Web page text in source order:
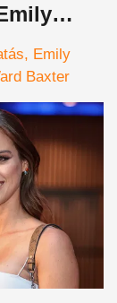
–
Emily
Baxter